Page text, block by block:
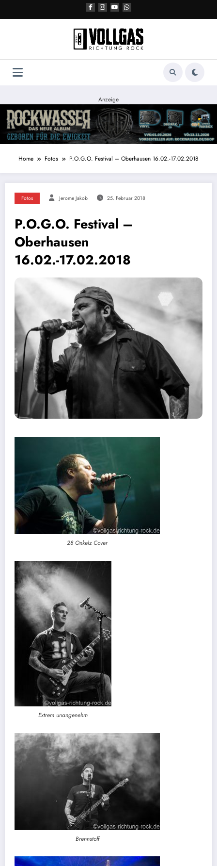
Anzeige
Home Fotos P.O.G.O. Festival – Oberhausen 16.02.-17.02.2018
Fotos Jerome Jakob 25. Februar 2018
P.O.G.O. Festival –
Oberhausen
16.02.-17.02.2018
28 Onkelz Cover
Extrem unangenehm
Brennstoff